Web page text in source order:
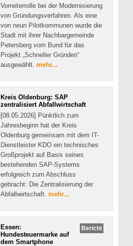
Vorreiterrolle bei der Modernisierung
von Gründungsverfahren. Als eine
von neun Pilotkommunen wurde die
Stadt mit ihrer Nachbargemeinde
Petersberg vom Bund für das
Projekt „Schneller Gründen“
ausgewählt. mehr...
Kreis Oldenburg: SAP
zentralisiert Abfallwirtschaft
[08.05.2026] Pünktlich zum
Jahresbeginn hat der Kreis
Oldenburg gemeinsam mit dem IT-
Dienstleister KDO ein technisches
Großprojekt auf Basis seines
bestehenden SAP-Systems
erfolgreich zum Abschluss
gebracht: Die Zentralisierung der
Abfallwirtschaft. mehr...
Bericht
Essen:
Hundesteuermarke auf
dem Smartphone